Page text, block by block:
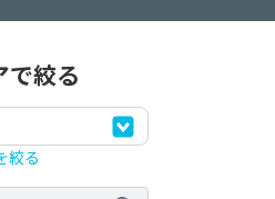
で絞る
絞る